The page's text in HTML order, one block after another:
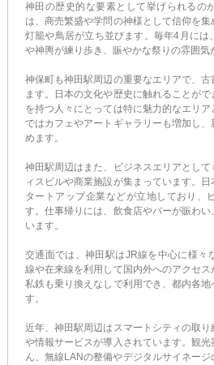
神田の歴史的な要素として挙げられるの
は、商売繁盛や学問の神様として信仰を
灯籠や鳥居が立ち並びます。毎年4月には
や神輿が練り歩き、賑やかな祭りの雰囲気
神保町も神田駅周辺の重要なエリアで、
ます。日本の文化や歴史に触れることが
を持つ人々にとっては特に魅力的なエリ
ではカフェやアートギャラリーも増加し
めます。
神田駅周辺はまた、ビジネスエリアとし
ィスビルや商業施設が集まっています。
タートアップ企業などが立地しており、
す。仕事帰りには、飲食店やバーが賑わ
います。
交通面では、神田駅はJR線を中心に様々
線や在来線を利用して国内外へのアクセ
私鉄も乗り換えなしで利用でき、都内各
す。
近年、神田駅周辺はスマートシティの取
や情報サービスが導入されています。観
ん、無線LANの整備やデジタルサイネー